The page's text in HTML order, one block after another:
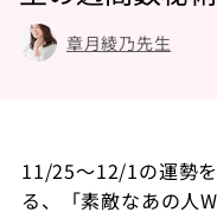
章月綾乃先生
11/25～12/1の運勢
る、「素敵なあの人